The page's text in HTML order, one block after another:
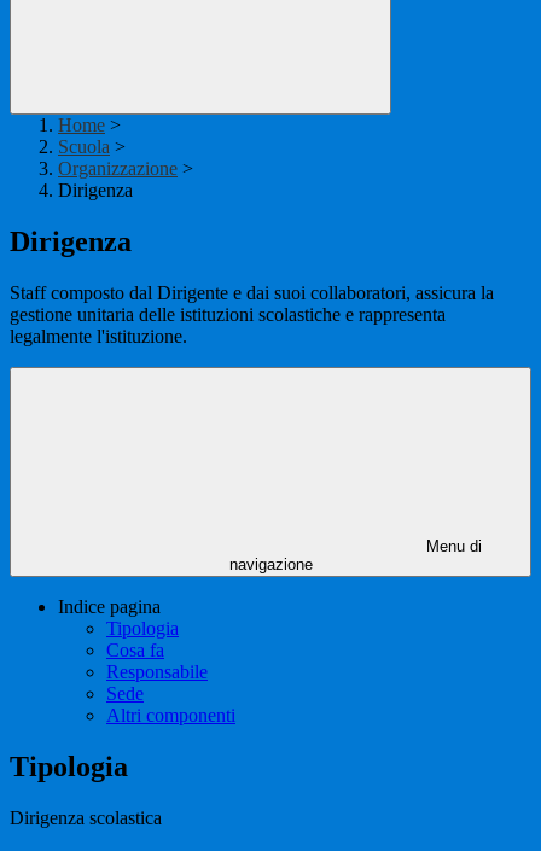
Home >
Scuola >
Organizzazione >
Dirigenza
Dirigenza
Staff composto dal Dirigente e dai suoi collaboratori, assicura la
gestione unitaria delle istituzioni scolastiche e rappresenta
legalmente l'istituzione.
Menu di
navigazione
Indice pagina
Tipologia
Cosa fa
Responsabile
Sede
Altri componenti
Tipologia
Dirigenza scolastica